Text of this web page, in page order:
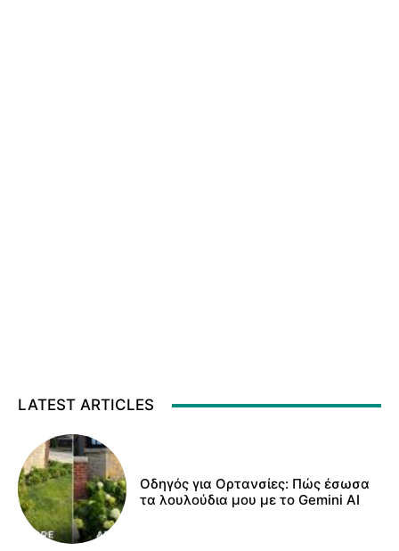
LATEST ARTICLES
Οδηγός για Ορτανσίες: Πώς έσωσα
τα λουλούδια μου με το Gemini AI